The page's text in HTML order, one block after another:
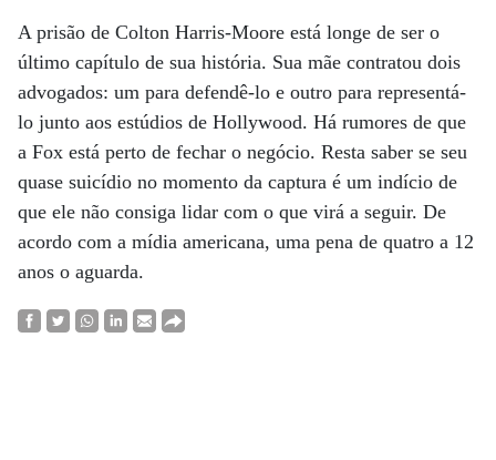
A prisão de Colton Harris-Moore está longe de ser o
último capítulo de sua história. Sua mãe contratou dois
advogados: um para defendê-lo e outro para representá-
lo junto aos estúdios de Hollywood. Há rumores de que
a Fox está perto de fechar o negócio. Resta saber se seu
quase suicídio no momento da captura é um indício de
que ele não consiga lidar com o que virá a seguir. De
acordo com a mídia americana, uma pena de quatro a 12
anos o aguarda.